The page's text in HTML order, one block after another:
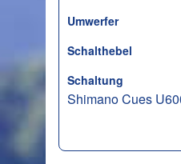
Umwerfer
Schalthebel
Schaltung
Shimano Cues